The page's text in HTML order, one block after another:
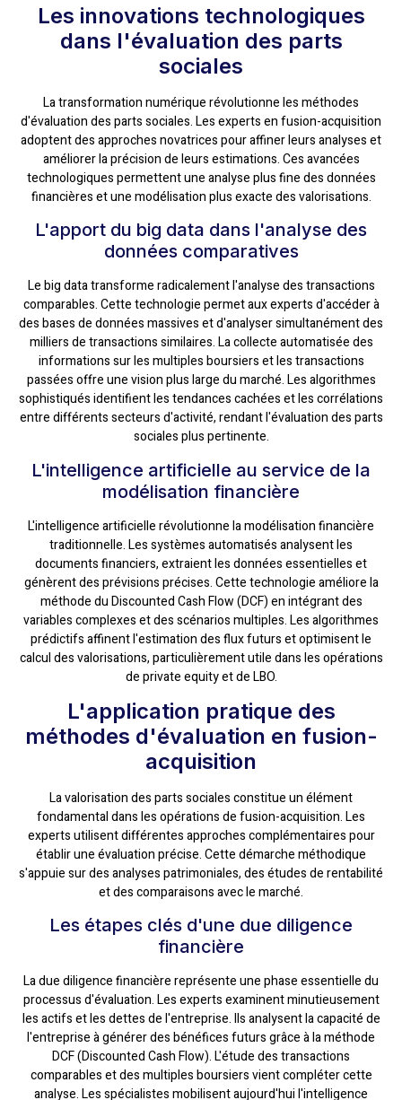
Les innovations technologiques
dans l'évaluation des parts
sociales
La transformation numérique révolutionne les méthodes
d'évaluation des parts sociales. Les experts en fusion-acquisition
adoptent des approches novatrices pour affiner leurs analyses et
améliorer la précision de leurs estimations. Ces avancées
technologiques permettent une analyse plus fine des données
financières et une modélisation plus exacte des valorisations.
L'apport du big data dans l'analyse des
données comparatives
Le big data transforme radicalement l'analyse des transactions
comparables. Cette technologie permet aux experts d'accéder à
des bases de données massives et d'analyser simultanément des
milliers de transactions similaires. La collecte automatisée des
informations sur les multiples boursiers et les transactions
passées offre une vision plus large du marché. Les algorithmes
sophistiqués identifient les tendances cachées et les corrélations
entre différents secteurs d'activité, rendant l'évaluation des parts
sociales plus pertinente.
L'intelligence artificielle au service de la
modélisation financière
L'intelligence artificielle révolutionne la modélisation financière
traditionnelle. Les systèmes automatisés analysent les
documents financiers, extraient les données essentielles et
génèrent des prévisions précises. Cette technologie améliore la
méthode du Discounted Cash Flow (DCF) en intégrant des
variables complexes et des scénarios multiples. Les algorithmes
prédictifs affinent l'estimation des flux futurs et optimisent le
calcul des valorisations, particulièrement utile dans les opérations
de private equity et de LBO.
L'application pratique des
méthodes d'évaluation en fusion-
acquisition
La valorisation des parts sociales constitue un élément
fondamental dans les opérations de fusion-acquisition. Les
experts utilisent différentes approches complémentaires pour
établir une évaluation précise. Cette démarche méthodique
s'appuie sur des analyses patrimoniales, des études de rentabilité
et des comparaisons avec le marché.
Les étapes clés d'une due diligence
financière
La due diligence financière représente une phase essentielle du
processus d'évaluation. Les experts examinent minutieusement
les actifs et les dettes de l'entreprise. Ils analysent la capacité de
l'entreprise à générer des bénéfices futurs grâce à la méthode
DCF (Discounted Cash Flow). L'étude des transactions
comparables et des multiples boursiers vient compléter cette
analyse. Les spécialistes mobilisent aujourd'hui l'intelligence